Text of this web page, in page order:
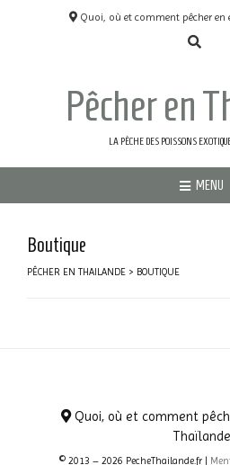
Quoi, où et comment pêcher en
Pêcher en
LA PÊCHE DES POISSONS
MENU
Boutique
PÊCHER EN THAILANDE > BOUTIQUE
Quoi, où et comment
Thaïlande
© 2013 – 2026 PecheThailande.fr |